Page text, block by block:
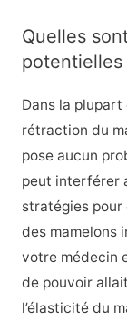
Quelles
potentielles
Dans la plupart
rétraction du
pose aucun
peut interférer
stratégies pour
des mamelons
votre médecin
de pouvoir
l’élasticité du